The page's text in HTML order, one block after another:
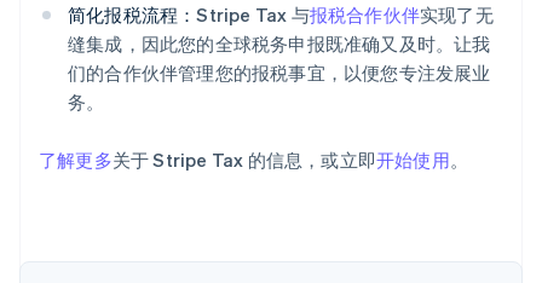
简化报税流程：Stripe Tax 与报税合作伙伴实现了无
缝集成，因此您的全球税务申报既准确又及时。让我
们的合作伙伴管理您的报税事宜，以便您专注发展业
务。
了解更多关于 Stripe Tax 的信息，或立即开始使用。
爱沙尼亚
English
奥地利
DeutschEnglish
澳大利亚
巴西
比利时